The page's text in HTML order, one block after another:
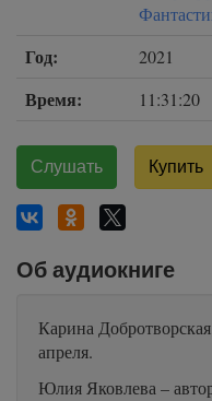
Год: 2021
Время: 11:31:20
Слушать Купить
Об аудиокниге
Карина
апреля.
Юлия Яковлева –